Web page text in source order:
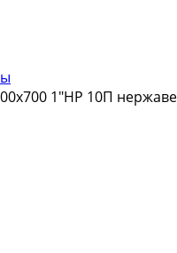
1"НР 10П